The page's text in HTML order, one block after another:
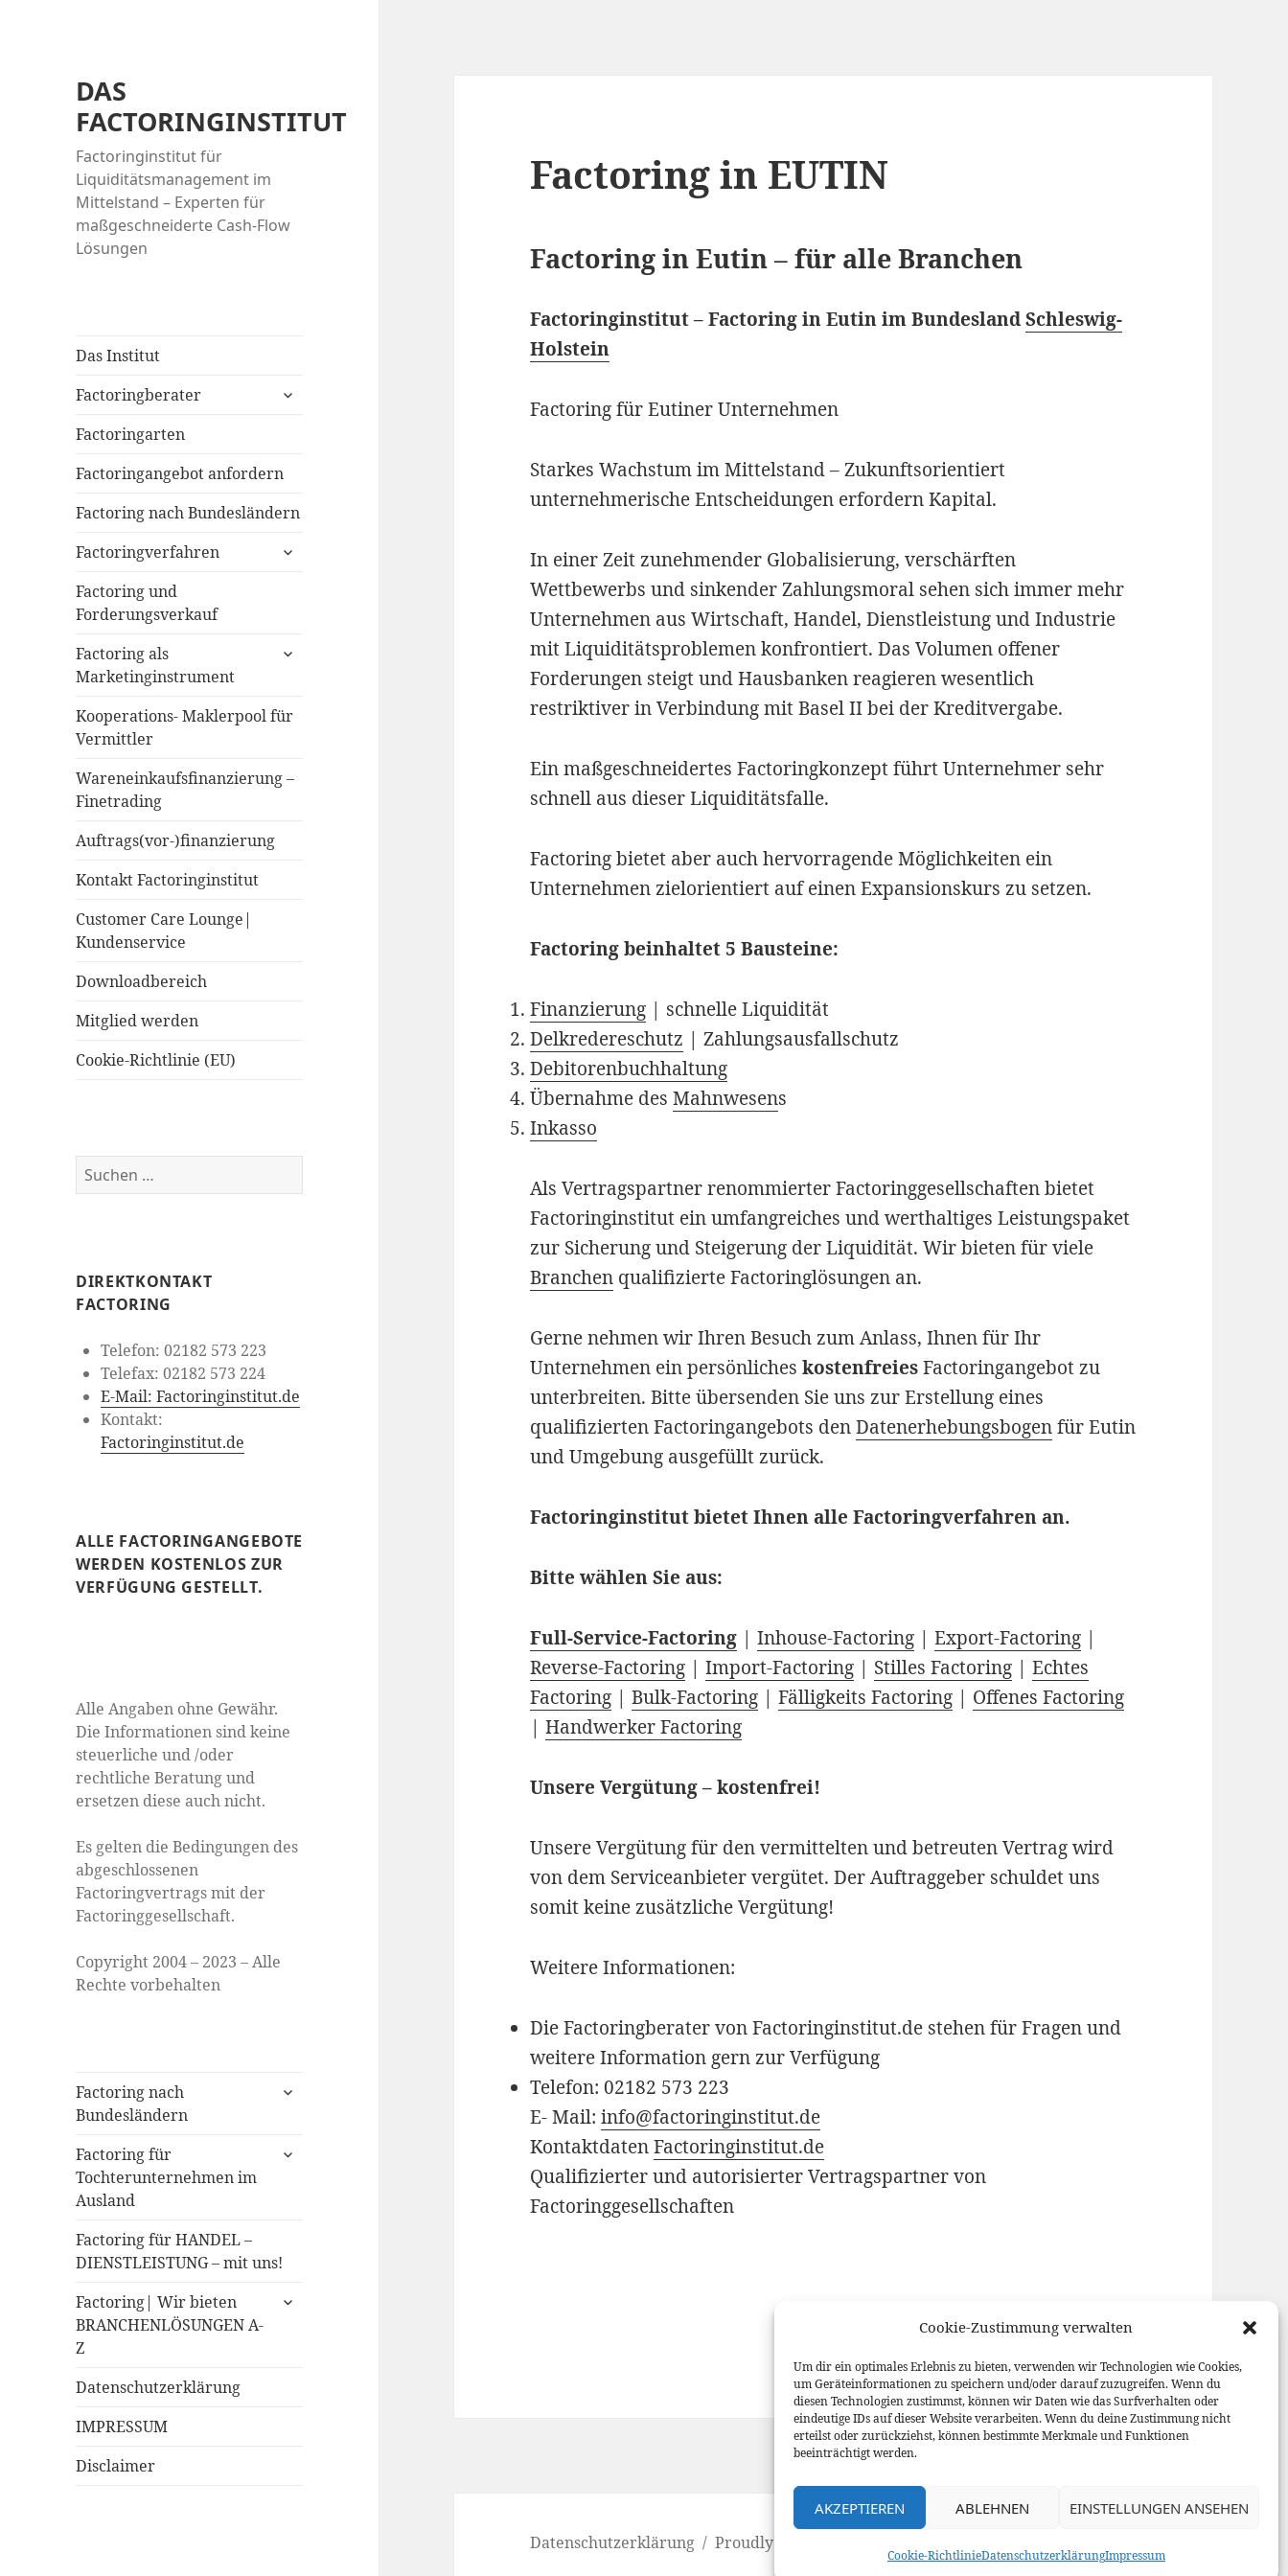
Cookie-Zustimmung verwalten
Um dir ein optimales Erlebnis zu bieten, verwenden wir Technologien wie Cookies,
um Geräteinformationen zu speichern und/oder darauf zuzugreifen. Wenn du
diesen Technologien zustimmst, können wir Daten wie das Surfverhalten oder
eindeutige IDs auf dieser Website verarbeiten. Wenn du deine Zustimmung nicht
erteilst oder zurückziehst, können bestimmte Merkmale und Funktionen
beeinträchtigt werden.
AKZEPTIEREN ABLEHNEN EINSTELLUNGEN ANSEHEN
Cookie-RichtlinieDatenschutzerklärungImpressum
DAS
FACTORINGINSTITUT
Factoringinstitut für
Liquiditätsmanagement im
Mittelstand – Experten für
maßgeschneiderte Cash-Flow
Lösungen
Das Institut
Factoringberater
expand
Factoringarten
Factoringangebot anfordern
Factoring nach Bundesländern
Factoringverfahren
expand
Factoring und
Forderungsverkauf
Factoring als
Marketinginstrument
expand
Kooperations- Maklerpool für
Vermittler
Wareneinkaufsfinanzierung –
Finetrading
Auftrags(vor-)finanzierung
Kontakt Factoringinstitut
Customer Care Lounge|
Kundenservice
Downloadbereich
Mitglied werden
Cookie-Richtlinie (EU)
Suchen
nach:
DIREKTKONTAKT
FACTORING
Telefon: 02182 573 223
Telefax: 02182 573 224
E-Mail: Factoringinstitut.de
Kontakt:
Factoringinstitut.de
ALLE FACTORINGANGEBOTE
WERDEN KOSTENLOS ZUR
VERFÜGUNG GESTELLT.
Alle Angaben ohne Gewähr.
Die Informationen sind keine
steuerliche und /oder
rechtliche Beratung und
ersetzen diese auch nicht.
Es gelten die Bedingungen des
abgeschlossenen
Factoringvertrags mit der
Factoringgesellschaft.
Copyright 2004 – 2023 – Alle
Rechte vorbehalten
Factoring nach
Bundesländern
expand
Factoring für
Tochterunternehmen im
Ausland
expand
Factoring für HANDEL –
DIENSTLEISTUNG – mit uns!
Factoring| Wir bieten
BRANCHENLÖSUNGEN A-
Z
expand
Datenschutzerklärung
IMPRESSUM
Disclaimer
Factoring in EUTIN
Factoring in Eutin – für alle Branchen
Factoringinstitut – Factoring in Eutin im BundeslandSchleswig-
Holstein
Factoring für Eutiner Unternehmen
Starkes Wachstum im Mittelstand – Zukunftsorientiert
unternehmerische Entscheidungen erfordern Kapital.
In einer Zeit zunehmender Globalisierung, verschärften
Wettbewerbs und sinkender Zahlungsmoral sehen sich immer mehr
Unternehmen aus Wirtschaft, Handel, Dienstleistung und Industrie
mit Liquiditätsproblemen konfrontiert. Das Volumen offener
Forderungen steigt und Hausbanken reagieren wesentlich
restriktiver in Verbindung mit Basel II bei der Kreditvergabe.
Ein maßgeschneidertes Factoringkonzept führt Unternehmer sehr
schnell aus dieser Liquiditätsfalle.
Factoring bietet aber auch hervorragende Möglichkeiten ein
Unternehmen zielorientiert auf einen Expansionskurs zu setzen.
Factoring beinhaltet 5 Bausteine:
Finanzierung | schnelle Liquidität
Delkredereschutz | Zahlungsausfallschutz
Debitorenbuchhaltung
Übernahme desMahnwesens
Inkasso
Als Vertragspartner renommierter Factoringgesellschaften bietet
Factoringinstitut ein umfangreiches und werthaltiges Leistungspaket
zur Sicherung und Steigerung der Liquidität. Wir bieten für viele
Branchen qualifizierte Factoringlösungen an.
Gerne nehmen wir Ihren Besuch zum Anlass, Ihnen für Ihr
Unternehmen ein persönlicheskostenfreiesFactoringangebot zu
unterbreiten. Bitte übersenden Sie uns zur Erstellung eines
qualifizierten Factoringangebots denDatenerhebungsbogenfür Eutin
und Umgebung ausgefüllt zurück.
Factoringinstitut bietet Ihnen alle Factoringverfahren an.
Bitte wählen Sie aus:
Full-Service-Factoring |Inhouse-Factoring |Export-Factoring |
Reverse-Factoring |Import-Factoring | Stilles Factoring |Echtes
Factoring |Bulk-Factoring |Fälligkeits Factoring | Offenes Factoring
|Handwerker Factoring
Unsere Vergütung – kostenfrei!
Unsere Vergütung für den vermittelten und betreuten Vertrag wird
von dem Serviceanbieter vergütet. Der Auftraggeber schuldet uns
somit keine zusätzliche Vergütung!
Weitere Informationen:
Die Factoringberater von Factoringinstitut.de stehen für Fragen und
weitere Information gern zur Verfügung
Telefon: 02182 573 223
E- Mail:info@factoringinstitut.de
KontaktdatenFactoringinstitut.de
Qualifizierter und autorisierter Vertragspartner von
Factoringgesellschaften
Datenschutzerklärung Proudly powered by WordPress